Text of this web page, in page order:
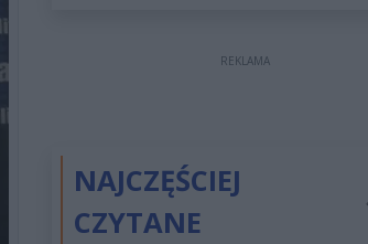
REKLAMA
NAJCZĘŚCIEJ
CZYTANE